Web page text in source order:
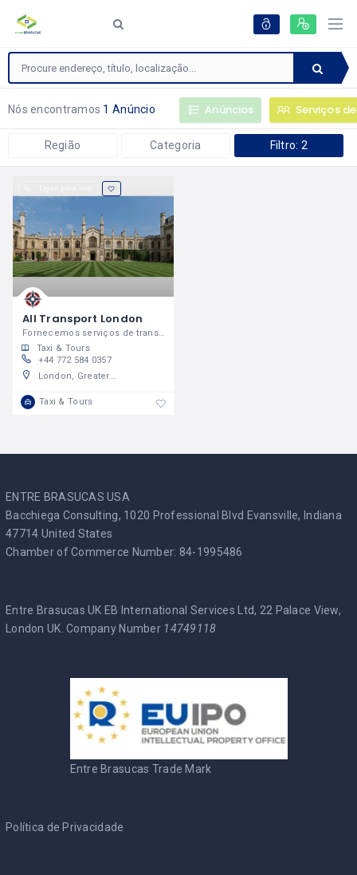
Nós encontramos 1 Anúncio Anúncios Serviços
Região Categoria Filtro: 2
All Transport London
Fornecemos serviços de transporte com motoristas brasileiros em Londres
Taxi & Tours
+44 772 584 0357
London, Greater London, England, United Kingdom
Taxi & Tours
ENTRE BRASUCAS USA
Bacchiega Consulting, 1020 Professional Blvd Evansville, Indiana
47714 United States
Chamber of Commerce Number: 84-1995486
Entre Brasucas UK EB International Services Ltd, 22 Palace View,
London UK. Company Number 14749118
Entre Brasucas Trade Mark
Política de Privacidade